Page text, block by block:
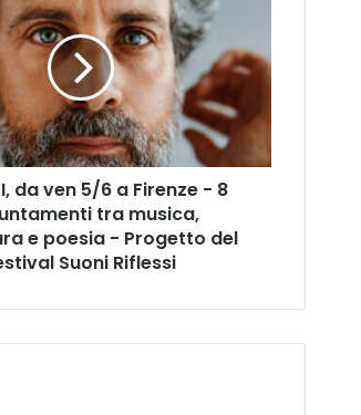
da ven 5/6 a Firenze - 8
tra musica,
e poesia - Progetto del
Suoni Riflessi